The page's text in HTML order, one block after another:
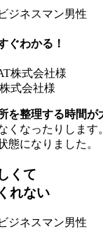
ぐわかる！
式会社様
を整理する時間が
くなったりします
態になりました。
くて
れない